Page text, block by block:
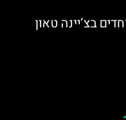
בצ’יינה טאון